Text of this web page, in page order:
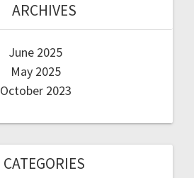
ARCHIVES
June 2025
May 2025
October 2023
CATEGORIES